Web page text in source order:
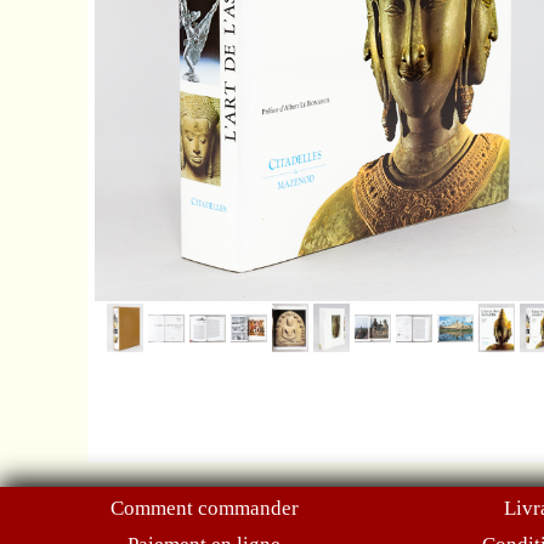
Comment commander